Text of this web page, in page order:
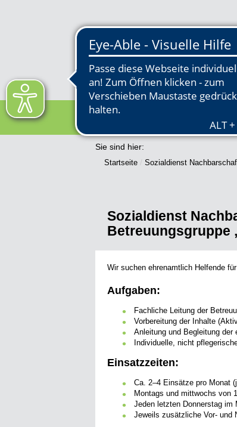
Sie sind hier:
Startseite Sozialdienst
Sozialdienst
Betreuungsgruppe
Wir suchen ehrenamtlich Helfende
Aufgaben:
Fachliche Leitung der
Vorbereitung der Inhalte
Anleitung und Begleitung der
Individuelle, nicht
Einsatzzeiten:
Ca. 2–4 Einsätze pro Monat
Montags und mittwochs von
Jeden letzten Donnerstag im
Jeweils zusätzliche Vor- und